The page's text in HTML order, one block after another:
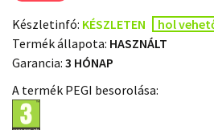
Készletinfó: KÉSZLETEN
hol
Termék állapota: HASZNÁLT
Garancia: 3 HÓNAP
A termék PEGI besorolása: